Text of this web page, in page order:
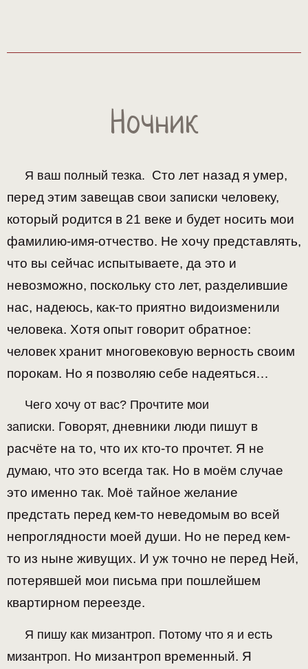
Ночник
Я ваш полный тезка. Сто лет назад я умер,
перед этим завещав свои записки человеку,
который родится в 21 веке и будет носить мои
фамилию-имя-отчество. Не хочу представлять,
что вы сейчас испытываете, да это и
невозможно, поскольку сто лет, разделившие
нас, надеюсь, как-то приятно видоизменили
человека. Хотя опыт говорит обратное:
человек хранит многовековую верность своим
порокам. Но я позволяю себе надеяться…
Чего хочу от вас? Прочтите мои
записки. Говорят, дневники люди пишут в
расчёте на то, что их кто-то прочтет. Я не
думаю, что это всегда так. Но в моём случае
это именно так. Моё тайное желание
предстать перед кем-то неведомым во всей
непроглядности моей души. Но не перед кем-
то из ныне живущих. И уж точно не перед Ней,
потерявшей мои письма при пошлейшем
квартирном переезде.
Я пишу как мизантроп. Потому что я и есть
мизантроп. Но мизантроп временный. Я